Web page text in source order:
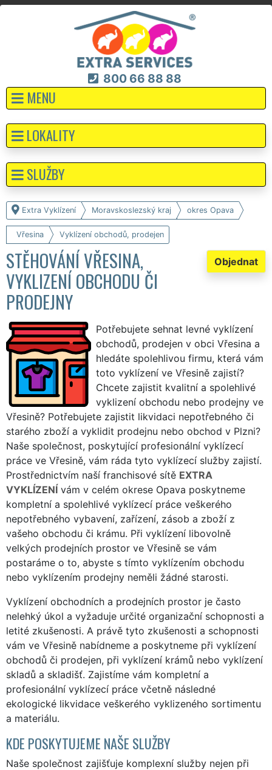
800 66 88 88
MENU
Extra Vyklízení Moravskoslezský kraj okres Opava
Vřesina Vyklízení obchodů, prodejen
Objednat
STĚHOVÁNÍ VŘESINA,
VYKLIZENÍ OBCHODU ČI
PRODEJNY
Potřebujete sehnat levné vyklízení
obchodů, prodejen v obci Vřesina a
hledáte spolehlivou firmu, která vám
toto vyklízení ve Vřesině zajistí?
Chcete zajistit kvalitní a spolehlivé
vyklizení obchodu nebo prodejny ve
Vřesině? Potřebujete zajistit likvidaci nepotřebného či
starého zboží a vyklidit prodejnu nebo obchod v Plzni?
Naše společnost, poskytující profesionální vyklízecí
práce ve Vřesině, vám ráda tyto vyklízecí služby zajistí.
Prostřednictvím naší franchisové sítě EXTRA
VYKLÍZENÍ vám v celém okrese Opava poskytneme
kompletní a spolehlivé vyklízecí práce veškerého
nepotřebného vybavení, zařízení, zásob a zboží z
vašeho obchodu či krámu. Při vyklízení libovolně
velkých prodejních prostor ve Vřesině se vám
postaráme o to, abyste s tímto vyklízením obchodu
nebo vyklízením prodejny neměli žádné starosti.
Vyklízení obchodních a prodejních prostor je často
nelehký úkol a vyžaduje určité organizační schopnosti a
letité zkušenosti. A právě tyto zkušenosti a schopnosti
vám ve Vřesině nabídneme a poskytneme při vyklízení
obchodů či prodejen, při vyklízení krámů nebo vyklízení
skladů a skladišť. Zajistíme vám kompletní a
profesionální vyklízecí práce včetně následné
ekologické likvidace veškerého vyklizeného sortimentu
a materiálu.
KDE POSKYTUJEME NAŠE SLUŽBY
Naše společnost zajišťuje komplexní služby nejen při
LOKALITY
SLUŽBY